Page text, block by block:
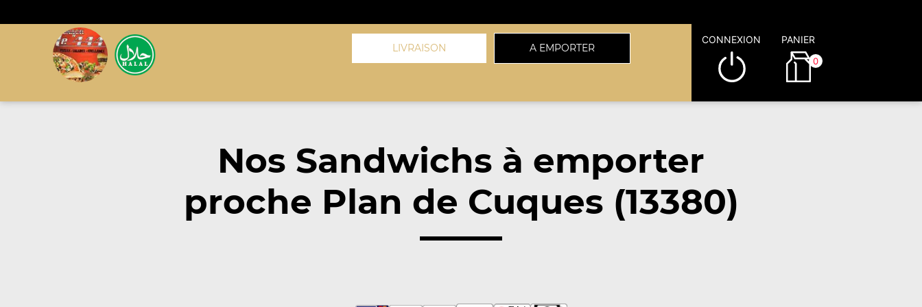
LIVRAISON A EMPORTER
CONNEXION PANIER
0
Nos Sandwichs à emporter
proche Plan de Cuques (13380)